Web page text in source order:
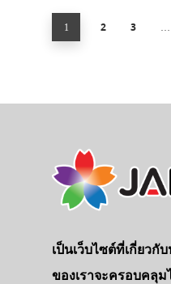
1 2 3 …
เป็นเว็บไซต์ที่เกี่ยว
ของเราจะครอบคลุม